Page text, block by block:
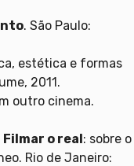
. São Paulo:
estética e formas
2011.
outro cinema.
Filmar o real: sobre o
Rio de Janeiro: